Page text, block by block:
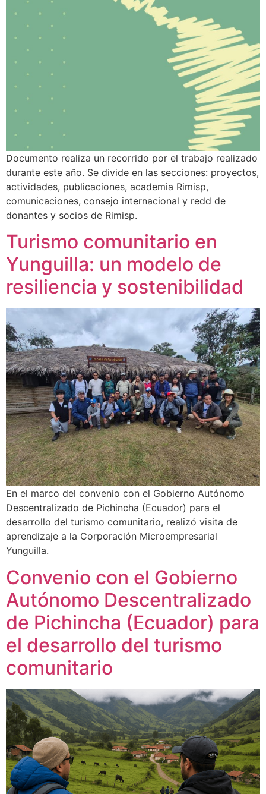
Documento realiza un recorrido por el trabajo realizado
durante este año. Se divide en las secciones: proyectos,
actividades, publicaciones, academia Rimisp,
comunicaciones, consejo internacional y redd de
donantes y socios de Rimisp.
Turismo comunitario en
Yunguilla: un modelo de
resiliencia y sostenibilidad
En el marco del convenio con el Gobierno Autónomo
Descentralizado de Pichincha (Ecuador) para el
desarrollo del turismo comunitario, realizó visita de
aprendizaje a la Corporación Microempresarial
Yunguilla.
Convenio con el Gobierno
Autónomo Descentralizado
de Pichincha (Ecuador) para
el desarrollo del turismo
comunitario